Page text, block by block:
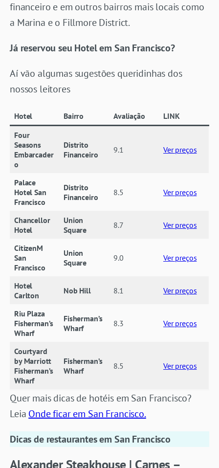
financeiro e em outros bairros mais locais como
a Marina e o Fillmore District.
Já reservou seu Hotel em San Francisco?
Aí vão algumas sugestões queridinhas dos
nossos leitores
Hotel Bairro Avaliação
LINK
Four
Seasons
Embarcader
o
Distrito
Financeiro
9.1 Ver preços
Palace
Hotel San
Francisco
Distrito
Financeiro
8.5 Ver preços
Chancellor
Hotel
Union
Square
8.7 Ver preços
CitizenM
San
Francisco
Union
Square
9.0 Ver preços
Hotel
Carlton
Nob Hill 8.1 Ver preços
Riu Plaza
Fisherman’s
Wharf
Fisherman’s
Wharf
8.3 Ver preços
Courtyard
by Marriott
Fisherman’s
Wharf
Fisherman’s
Wharf
8.5 Ver preços
Quer mais dicas de hotéis em San Francisco?
Leia Onde ficar em San Francisco.
Dicas de restaurantes em San Francisco
Alexander Steakhouse | Carnes –